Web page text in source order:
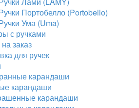
Портобелло (Portobello)
Ума (Uma)
с ручками
заказ
для ручек
карандаши
карандаши
карандаши